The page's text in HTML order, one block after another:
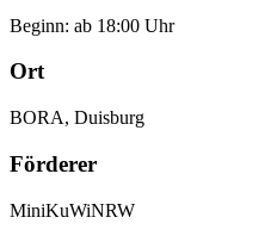
Beginn: ab 18:00 Uhr
Ort
BORA, Duisburg
Förderer
MiniKuWiNRW